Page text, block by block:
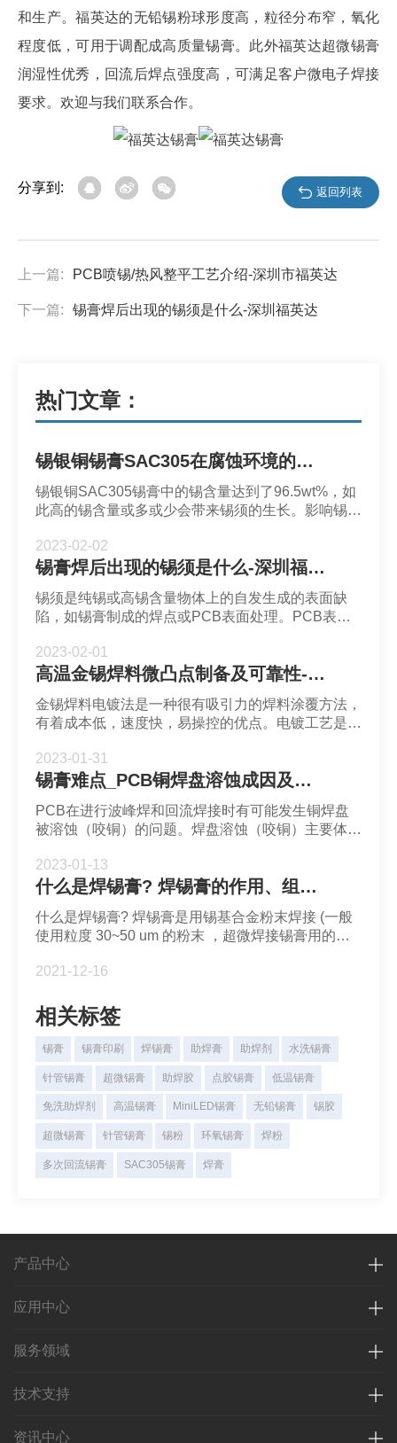
和生产。福英达的无铅锡粉球形度高，粒径分布窄，氧化
程度低，可用于调配成高质量锡膏。此外福英达超微锡膏
润湿性优秀，回流后焊点强度高，可满足客户微电子焊接
要求。欢迎与我们联系合作。
分享到: 返回列表
上一篇: PCB喷锡/热风整平工艺介绍-深圳市福英达
下一篇: 锡膏焊后出现的锡须是什么-深圳福英达
热门文章：
锡银铜锡膏SAC305在腐蚀环境的锡须生长-福英达焊锡膏
锡银铜SAC305锡膏中的锡含量达到了96.5wt%，如
此高的锡含量或多或少会带来锡须的生长。影响锡须
件暴露在高湿度环境下的时候容易被水汽腐蚀，并在
锡层内部形成应力，导致锡须的出现。
2023-02-02
锡膏焊后出现的锡须是什么-深圳福英达
锡须是纯锡或高锡含量物体上的自发生成的表面缺
陷，如锡膏制成的焊点或PCB表面处理。PCB表面
可能出现锡须生长。
2023-02-01
高温金锡焊料微凸点制备及可靠性-深圳福英达
金锡焊料电镀法是一种很有吸引力的焊料涂覆方法，
有着成本低，速度快，易操控的优点。电镀工艺是使
层。
2023-01-31
锡膏难点_PCB铜焊盘溶蚀成因及测试-深圳福英达
PCB在进行波峰焊和回流焊接时有可能发生铜焊盘
被溶蚀（咬铜）的问题。焊盘溶蚀（咬铜）主要体现
失。铜焊盘溶蚀的成因之一是锡基焊料对铜焊盘的腐
蚀作用。
2023-01-13
什么是焊锡膏? 焊锡膏的作用、组成和特性是什么？
什么是焊锡膏? 焊锡膏是用锡基合金粉末焊接 (一般
使用粒度 30~50 um 的粉末 ，超微焊接锡膏用的是
添加剂混合而成的具有一定黏度和良好触变性的膏状
2021-12-16
相关标签
锡膏 锡膏印刷 焊锡膏 助焊膏 助焊剂 水洗锡膏
针管锡膏 超微锡膏 助焊胶 点胶锡膏 低温锡膏
免洗助焊剂 高温锡膏 MiniLED锡膏 无铅锡膏 锡胶
超微锡膏 针管锡膏 锡粉 环氧锡膏 焊粉
多次回流锡膏 SAC305锡膏 焊膏
产品中心
应用中心
服务领域
技术支持
资讯中心